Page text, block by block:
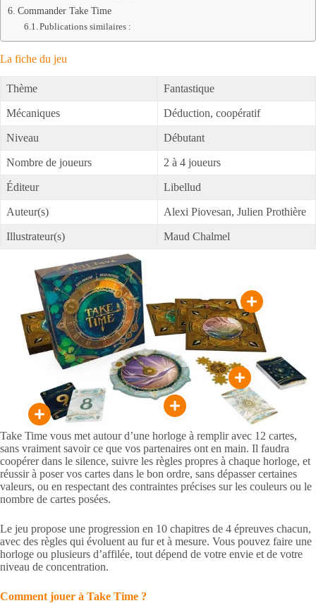
Commander Take Time
Publications similaires :
La fiche du jeu
Thème Fantastique
Mécaniques Déduction, coopératif
Niveau Débutant
Nombre de joueurs 2 à 4 joueurs
Éditeur Libellud
Auteur(s) Alexi Piovesan, Julien Prothière
Illustrateur(s) Maud Chalmel
Take Time vous met autour d’une horloge à remplir avec 12 cartes,
sans vraiment savoir ce que vos partenaires ont en main. Il faudra
coopérer dans le silence, suivre les règles propres à chaque horloge, et
réussir à poser vos cartes dans le bon ordre, sans dépasser certaines
valeurs, ou en respectant des contraintes précises sur les couleurs ou le
nombre de cartes posées.
Le jeu propose une progression en 10 chapitres de 4 épreuves chacun,
avec des règles qui évoluent au fur et à mesure. Vous pouvez faire une
horloge ou plusieurs d’affilée, tout dépend de votre envie et de votre
niveau de concentration.
Comment jouer à Take Time ?